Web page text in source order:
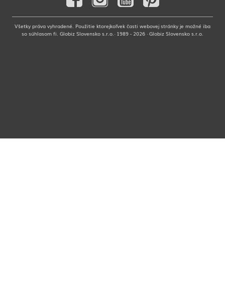
Všetky práva vyhradené. Použitie ktorejkoľvek časti webovej stránky je možné iba
so súhlasom fi. Globiz Slovensko s.r.o.· 1989 - 2026 · Globiz Slovensko s.r.o.